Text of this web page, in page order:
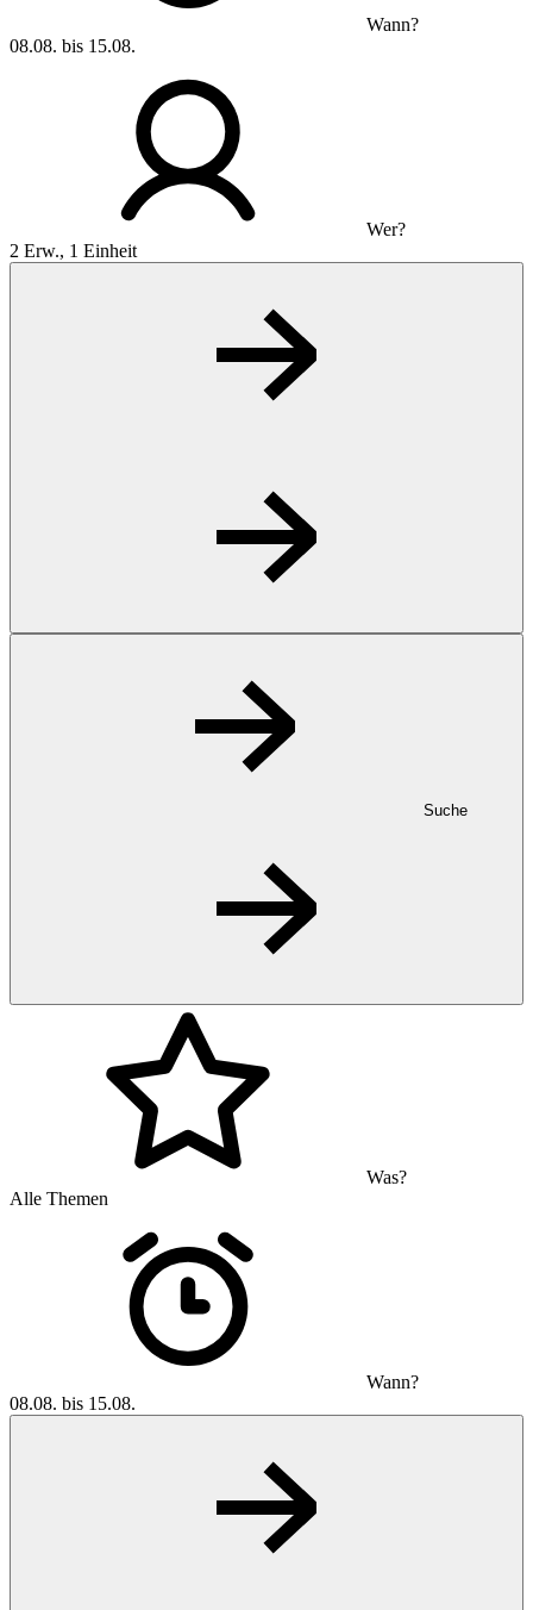
Wann?
08.08. bis 15.08.
Wer?
2 Erw., 1 Einheit
Suche
Was?
Alle Themen
Wann?
08.08. bis 15.08.